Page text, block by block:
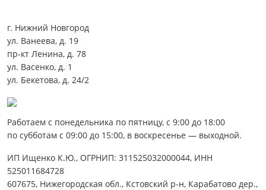
г. Нижний Новгород
ул. Ванеева, д. 19
пр-кт Ленина, д. 78
ул. Васенко, д. 1
ул. Бекетова, д. 24/2
Работаем с понедельника по пятницу, с 9:00 до 18:00
по субботам с 09:00 до 15:00, в воскресенье — выходной.
ИП Ищенко К.Ю., ОГРНИП: 311525032000044, ИНН
525011684728
607675, Нижегородская обл., Кстовский р-н, Карабатово дер.,